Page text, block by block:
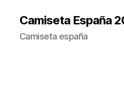
Camiseta España
Camiseta españa